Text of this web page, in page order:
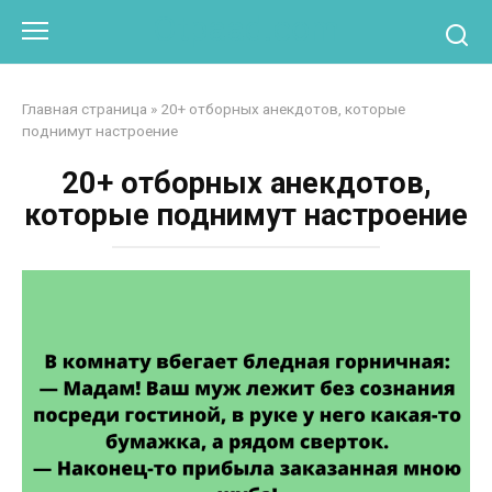
контенту
Главная страница » 20+ отборных анекдотов, которые
поднимут настроение
20+ отборных анекдотов,
которые поднимут настроение